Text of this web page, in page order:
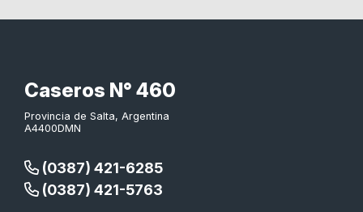
Caseros N° 460
Provincia de Salta, Argentina
A4400DMN
(0387) 421-6285
(0387) 421-5763